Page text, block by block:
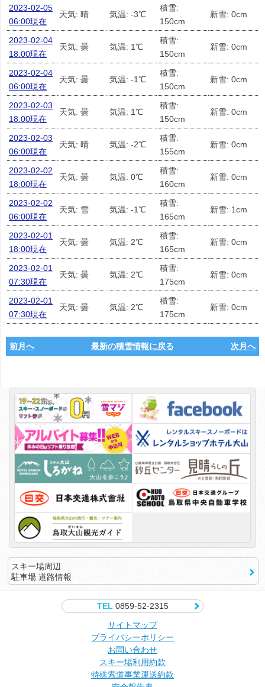
2023-02-05
06:00現在
天気: 晴 気温: -3℃
積雪:
150cm
新雪: 0cm
2023-02-04
18:00現在
天気: 曇 気温: 1℃
積雪:
150cm
新雪: 0cm
2023-02-04
06:00現在
天気: 曇 気温: -1℃
積雪:
150cm
新雪: 0cm
2023-02-03
18:00現在
天気: 曇 気温: 1℃
積雪:
150cm
新雪: 0cm
2023-02-03
06:00現在
天気: 晴 気温: -2℃
積雪:
155cm
新雪: 0cm
2023-02-02
18:00現在
天気: 曇 気温: 0℃
積雪:
160cm
新雪: 0cm
2023-02-02
06:00現在
天気: 雪 気温: -1℃
積雪:
165cm
新雪: 1cm
2023-02-01
18:00現在
天気: 曇 気温: 2℃
積雪:
165cm
新雪: 0cm
2023-02-01
07:30現在
天気: 曇 気温: 2℃
積雪:
175cm
新雪: 0cm
2023-02-01
07:30現在
天気: 曇 気温: 2℃
積雪:
175cm
新雪: 0cm
前月へ 最新の積雪情報に戻る 次月へ
スキー場周辺
駐車場 道路情報
TEL0859-52-2315
サイトマップ
プライバシーポリシー
お問い合わせ
スキー場利用約款
特殊索道事業運送約款